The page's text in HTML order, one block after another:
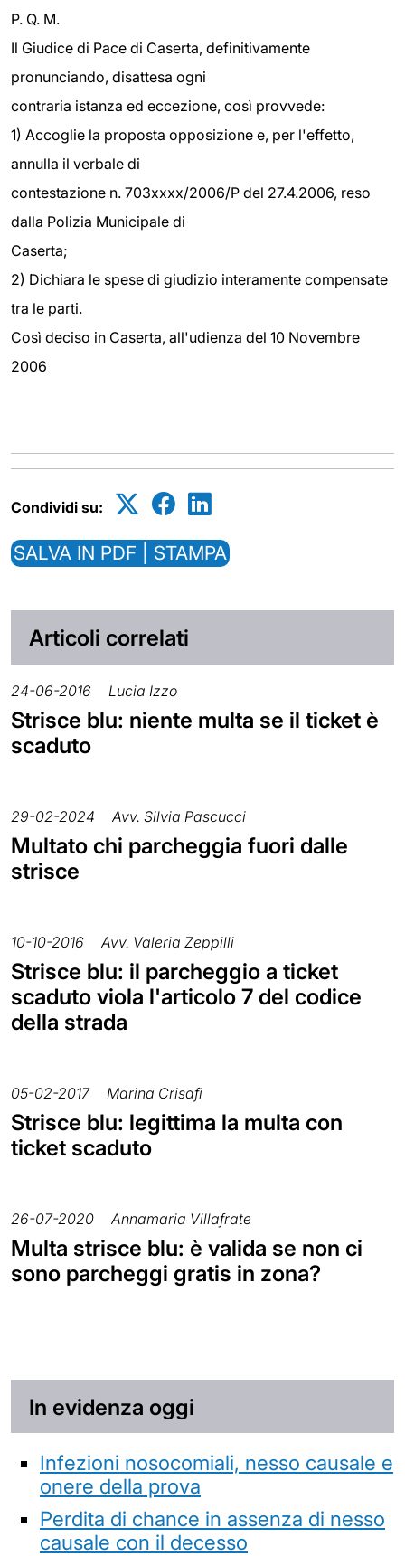
P. Q. M.
Il Giudice di Pace di Caserta, definitivamente
pronunciando, disattesa ogni
contraria istanza ed eccezione, così provvede:
1) Accoglie la proposta opposizione e, per l'effetto,
annulla il verbale di
contestazione n. 703xxxx/2006/P del 27.4.2006, reso
dalla Polizia Municipale di
Caserta;
2) Dichiara le spese di giudizio interamente compensate
tra le parti.
Così deciso in Caserta, all'udienza del 10 Novembre
2006
Condividi su:
SALVA IN PDF | STAMPA
Articoli correlati
24-06-2016 Lucia Izzo
Strisce blu: niente multa se il ticket è
scaduto
29-02-2024 Avv. Silvia Pascucci
Multato chi parcheggia fuori dalle
strisce
10-10-2016 Avv. Valeria Zeppilli
Strisce blu: il parcheggio a ticket
scaduto viola l'articolo 7 del codice
della strada
05-02-2017 Marina Crisafi
Strisce blu: legittima la multa con
ticket scaduto
26-07-2020 Annamaria Villafrate
Multa strisce blu: è valida se non ci
sono parcheggi gratis in zona?
In evidenza oggi
Infezioni nosocomiali, nesso causale e
onere della prova
Perdita di chance in assenza di nesso
causale con il decesso